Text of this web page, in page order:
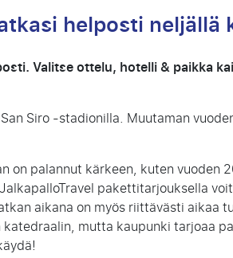
helposti neljällä
Valitse ottelu, hotelli & paikka
Siro -stadionilla. Muutaman
on palannut kärkeen, kuten vuoden
pakettitarjouksella
aikana on myös riittävästi aikaa
mutta kaupunki tarjoaa